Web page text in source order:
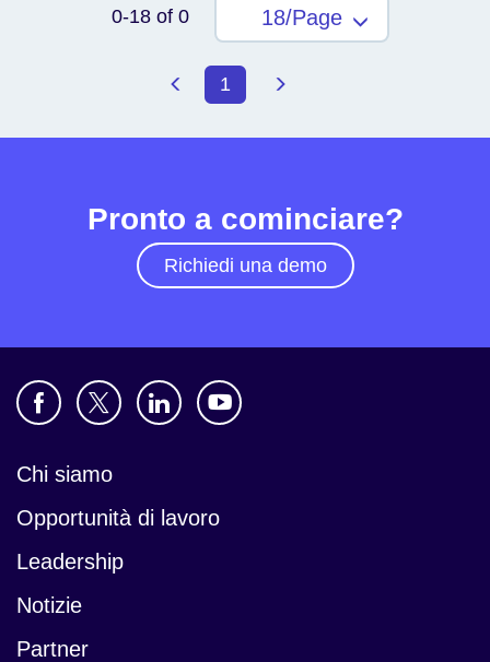
0-18 of 0 18/Page
1
Pronto a cominciare?
Richiedi una demo
Chi siamo
Opportunità di lavoro
Leadership
Notizie
Partner